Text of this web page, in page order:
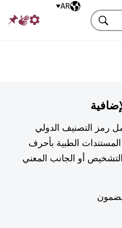
اللغة المختارةAR
بحث
رمز التصنيف الدولي
الطبية بأحرف
أو الجانب المعني